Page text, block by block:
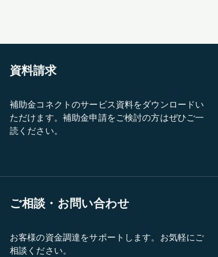
資料請求
補助金コネクトのサービス資料をダウンロードい
ただけます。補助金申請をご検討の方はぜひご一
読ください。
ご相談・お問い合わせ
お客様の資金調達をサポートします。お気軽にご
相談ください。